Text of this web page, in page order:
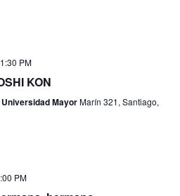
1:30 PM
KON
MayorMarín 321, Santiago,
PM